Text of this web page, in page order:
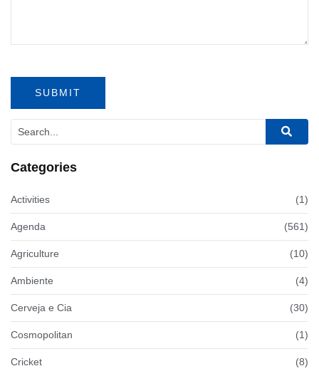
Categories
Activities (1)
Agenda (561)
Agriculture (10)
Ambiente (4)
Cerveja e Cia (30)
Cosmopolitan (1)
Cricket (8)